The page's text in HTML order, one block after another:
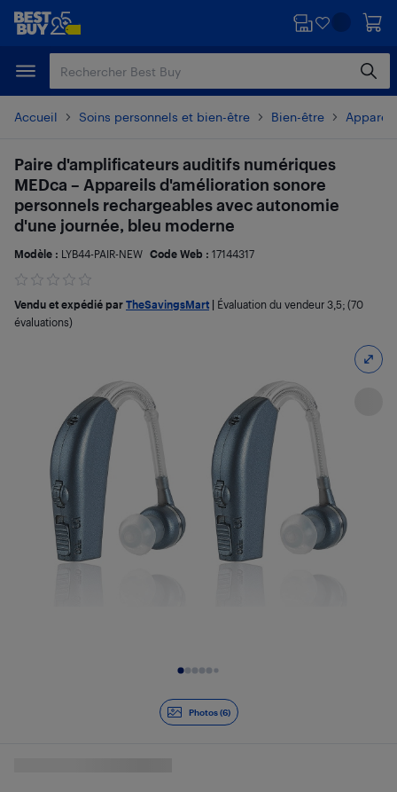
Passer
principal
Passer
Accueil Soins personnels et bien-être Bien-être
Photos (6)
Paire d'amplificateurs auditifs numériques
MEDca – Appareils d'amélioration sonore
personnels rechargeables avec autonomie
d'une journée, bleu moderne
Modèle : LYB44-PAIR-NEW Code Web : 17144317
Vendu et expédié par TheSavingsMart Évaluation du vendeur 3,5; (70
évaluations)